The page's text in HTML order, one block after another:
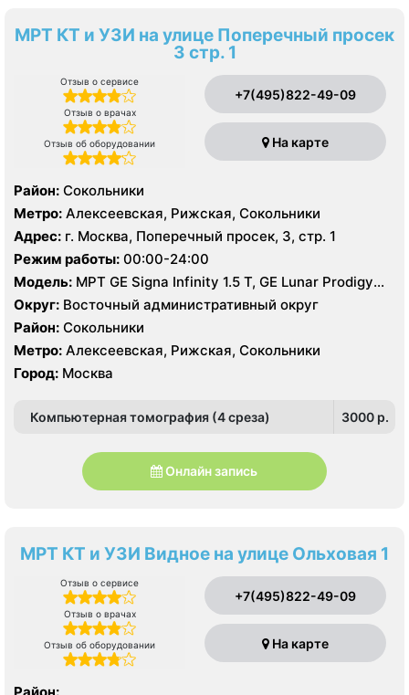
МРТ КТ и УЗИ на улице Поперечный просек
3 стр. 1
Отзыв о сервисе
Отзыв о врачах
Отзыв об оборудовании
+7(495)822-49-09
На карте
Район: Сокольники
Метро: Алексеевская, Рижская, Сокольники
Адрес: г. Москва, Поперечный просек, 3, стр. 1
Режим работы: 00:00-24:00
Модель: МРТ GE Signa Infinity 1.5 Т, GE Lunar Prodigy
0.2 Т, КТ GE LightSpeed 64 среза, УЗИ
Округ: Восточный административный округ
Район: Сокольники
Метро: Алексеевская, Рижская, Сокольники
Город: Москва
Компьютерная томография (4 среза) 3000 p.
Онлайн запись
МРТ КТ и УЗИ Видное на улице Ольховая 1
Отзыв о сервисе
Отзыв о врачах
Отзыв об оборудовании
+7(495)822-49-09
На карте
Район: